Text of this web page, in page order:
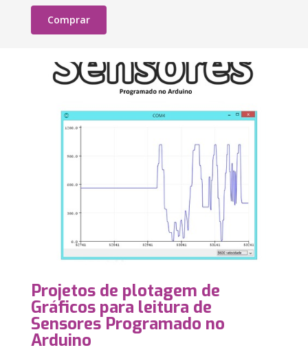
Comprar
Projetos de plotagem de
Gráficos para leitura de
Sensores Programado no
Arduino